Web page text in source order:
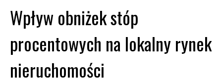
Wpływ obniżek stóp
procentowych na lokalny rynek
nieruchomości